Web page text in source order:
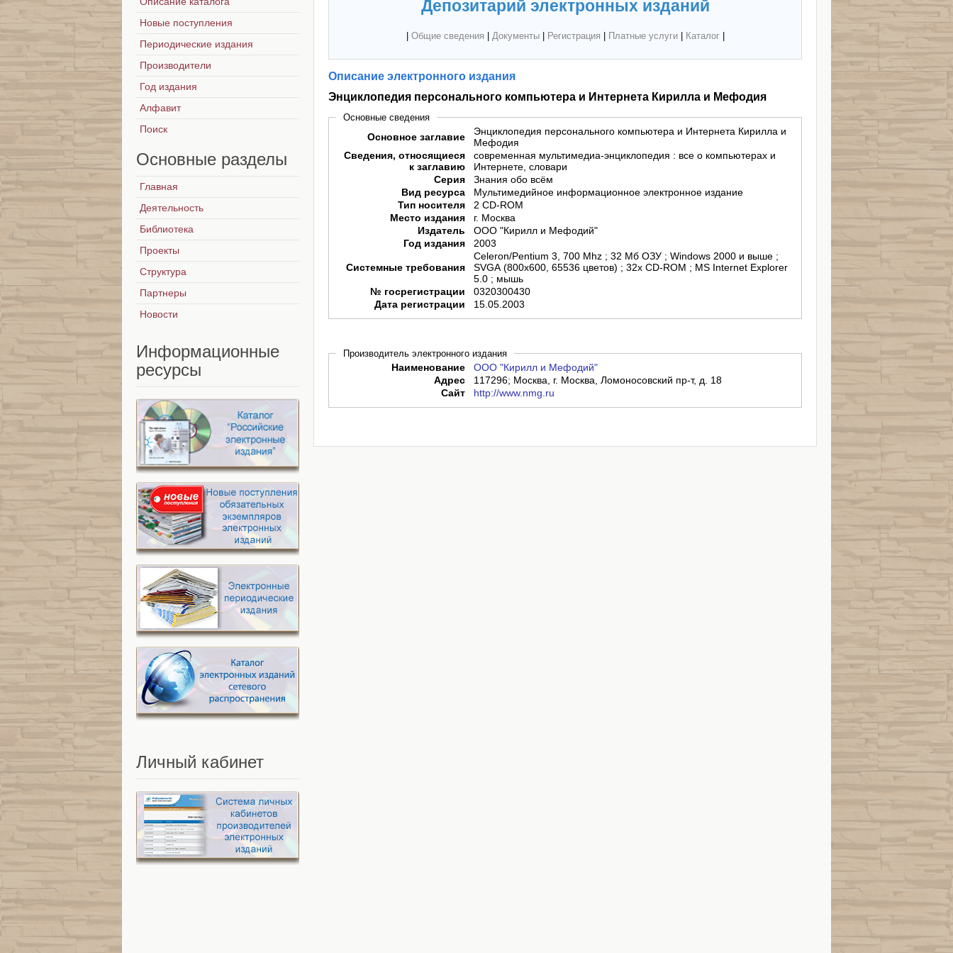
Депозитарий электронных изданий
Общие сведения Документы| Регистрация Платные услуги| Каталог|
Описание электронного издания
Энциклопедия персонального компьютера и Интернета Кирилла и Мефодия
Основные сведения
Основное заглавие
Энциклопедия персонального компьютера и Интернета Кирилла и
Мефодия
Сведения, относящиеся
к заглавию
современная мультимедиа-энциклопедия : все о компьютерах и
Интернете, словари
Серия
Знания обо всём
Вид ресурса
Мультимедийное информационное электронное издание
Тип носителя
2 CD-ROM
Место издания
г. Москва
Издатель
ООО "Кирилл и Мефодий"
Год издания
2003
Системные требования
Celeron/Pentium 3, 700 Mhz ; 32 Мб ОЗУ ; Windows 2000 и выше ;
SVGA (800х600, 65536 цветов) ; 32x CD-ROM ; MS Internet Explorer
5.0 ; мышь
№ госрегистрации
0320300430
Дата регистрации
15.05.2003
Производитель электронного издания
Наименование
ООО "Кирилл и Мефодий"
Адрес
117296; Москва, г. Москва, Ломоносовский пр-т, д. 18
Сайт
http://www.nmg.ru
Новые поступления
Периодические издания
Производители
Год издания
Алфавит
Поиск
Основные разделы
Главная
Деятельность
Библиотека
Проекты
Структура
Партнеры
Новости
Информационные
ресурсы
Личный кабинет